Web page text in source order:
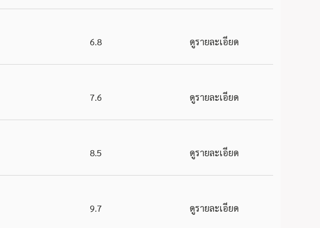
6.8 ดูรายละเอียด
7.6 ดูรายละเอียด
8.5 ดูรายละเอียด
9.7 ดูรายละเอียด